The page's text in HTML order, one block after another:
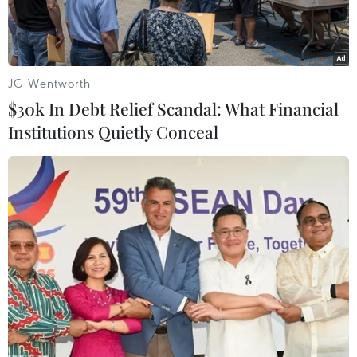
Binh sỹ Niger tuần tra tại khu vực bên ngoài sân bay Diffa, Đông
Nam Niger, ngày 23/12/2020. (Ảnh: AFP/TTXVN)
Ngày 29/5, quân đội Nigeria cho biết đã có 2
binh sỹ và 55 phần tử khủng bố, trong đó có một
số thủ lĩnh quân sự cấp cao của tổ chức Nhà
JG Wentworth
$30k In Debt Relief Scandal: What Financial
Institutions Quietly Conceal